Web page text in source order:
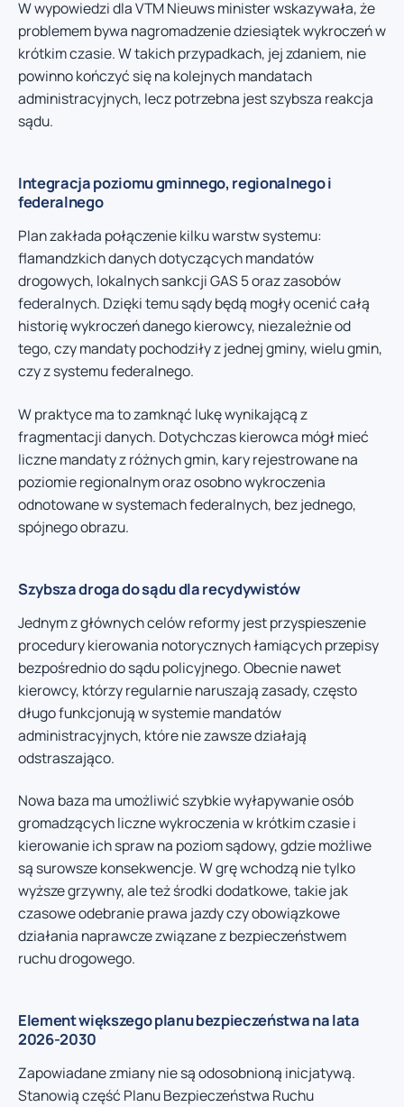
W wypowiedzi dla VTM Nieuws minister wskazywała, że
problemem bywa nagromadzenie dziesiątek wykroczeń w
krótkim czasie. W takich przypadkach, jej zdaniem, nie
powinno kończyć się na kolejnych mandatach
administracyjnych, lecz potrzebna jest szybsza reakcja
sądu.
Integracja poziomu gminnego, regionalnego i
federalnego
Plan zakłada połączenie kilku warstw systemu:
flamandzkich danych dotyczących mandatów
drogowych, lokalnych sankcji GAS 5 oraz zasobów
federalnych. Dzięki temu sądy będą mogły ocenić całą
historię wykroczeń danego kierowcy, niezależnie od
tego, czy mandaty pochodziły z jednej gminy, wielu gmin,
czy z systemu federalnego.
W praktyce ma to zamknąć lukę wynikającą z
fragmentacji danych. Dotychczas kierowca mógł mieć
liczne mandaty z różnych gmin, kary rejestrowane na
poziomie regionalnym oraz osobno wykroczenia
odnotowane w systemach federalnych, bez jednego,
spójnego obrazu.
Szybsza droga do sądu dla recydywistów
Jednym z głównych celów reformy jest przyspieszenie
procedury kierowania notorycznych łamiących przepisy
bezpośrednio do sądu policyjnego. Obecnie nawet
kierowcy, którzy regularnie naruszają zasady, często
długo funkcjonują w systemie mandatów
administracyjnych, które nie zawsze działają
odstraszająco.
Nowa baza ma umożliwić szybkie wyłapywanie osób
gromadzących liczne wykroczenia w krótkim czasie i
kierowanie ich spraw na poziom sądowy, gdzie możliwe
są surowsze konsekwencje. W grę wchodzą nie tylko
wyższe grzywny, ale też środki dodatkowe, takie jak
czasowe odebranie prawa jazdy czy obowiązkowe
działania naprawcze związane z bezpieczeństwem
ruchu drogowego.
Element większego planu bezpieczeństwa na lata
2026-2030
Zapowiadane zmiany nie są odosobnioną inicjatywą.
Stanowią część Planu Bezpieczeństwa Ruchu